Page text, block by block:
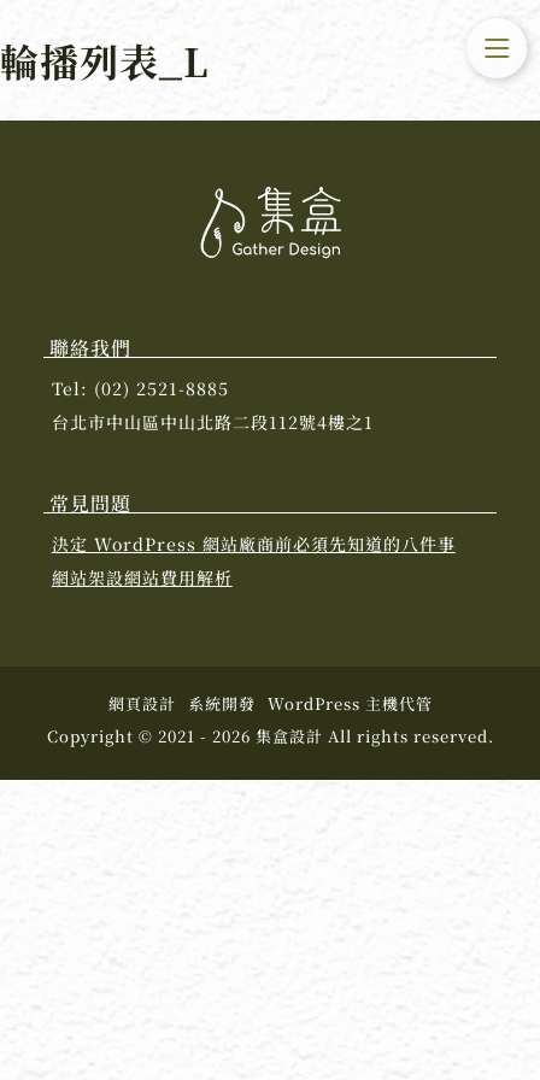
輪播列表_L
聯絡我們
Tel: (02) 2521-8885
台北市中山區中山北路二段112號4樓之1
常見問題
決定 WordPress 網站廠商前必須先知道的八件事
網站架設網站費用解析
網頁設計 系統開發 WordPress 主機代管
Copyright © 2021 - 2026 集盒設計 All rights reserved.